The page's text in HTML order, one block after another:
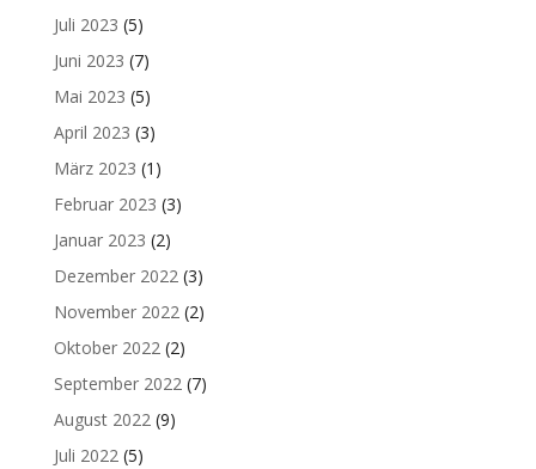
Juli 2023 (5)
Juni 2023 (7)
Mai 2023 (5)
April 2023 (3)
März 2023 (1)
Februar 2023 (3)
Januar 2023 (2)
Dezember 2022(3)
November 2022(2)
Oktober 2022(2)
September 2022(7)
August 2022(9)
Juli 2022(5)